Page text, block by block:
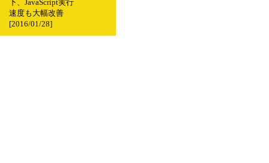
下、JavaScript実行
速度も大幅改善
[2016/01/28]